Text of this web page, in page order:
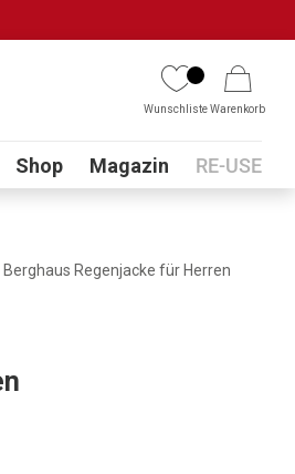
WunschlisteWarenkorb
Submenu
Shop Magazin RE-USE
Berghaus Regenjacke für Herren